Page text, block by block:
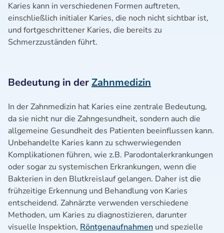
Karies kann in verschiedenen Formen auftreten,
einschließlich initialer Karies, die noch nicht sichtbar ist,
und fortgeschrittener Karies, die bereits zu
Schmerzzuständen führt.
Bedeutung in der Zahnmedizin
In der Zahnmedizin hat Karies eine zentrale Bedeutung,
da sie nicht nur die Zahngesundheit, sondern auch die
allgemeine Gesundheit des Patienten beeinflussen kann.
Unbehandelte Karies kann zu schwerwiegenden
Komplikationen führen, wie z.B. Parodontalerkrankungen
oder sogar zu systemischen Erkrankungen, wenn die
Bakterien in den Blutkreislauf gelangen. Daher ist die
frühzeitige Erkennung und Behandlung von Karies
entscheidend. Zahnärzte verwenden verschiedene
Methoden, um Karies zu diagnostizieren, darunter
visuelle Inspektion, Röntgenaufnahmen und spezielle